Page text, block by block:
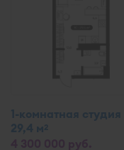
1-комнатная студия
29,4 м2